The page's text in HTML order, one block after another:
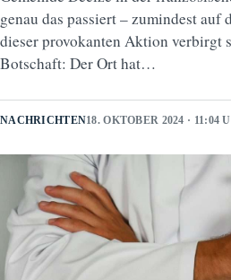
genau das passiert – zumindest auf
dieser provokanten Aktion verbirgt
Botschaft: Der Ort hat…
NACHRICHTEN18. OKTOBER 2024 · 11:04